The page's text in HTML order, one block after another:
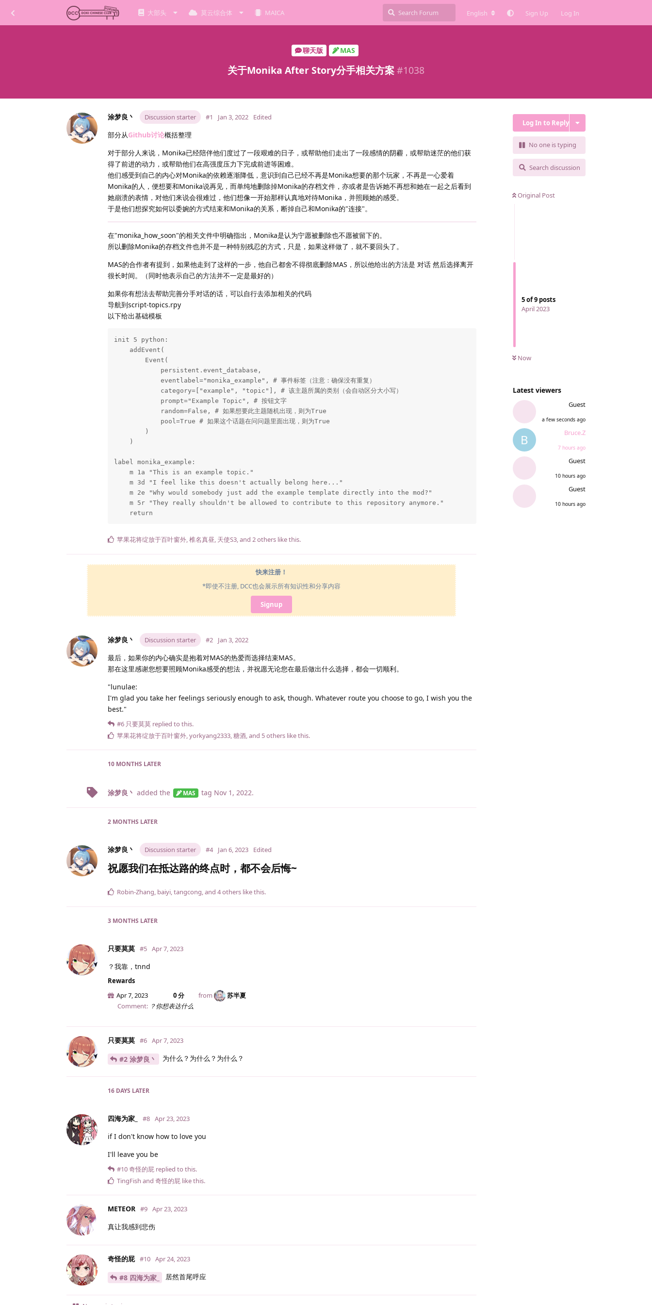
大部头 莫云综合体 MAICA English Sign Up Log In
聊天版 MAS
关于Monika After Story分手相关方案#1038
Log In to Reply
No one is typing
Search discussion
Original Post
5of9 posts
April 2023
Now
Latest viewers
Guest
a few seconds ago
B Bruce.​Z
7 hours ago
Guest
10 hours ago
Guest
10 hours ago
涂梦良丶 Discussion starter #1 Jan 3, 2022 Edited
部分从Github讨论概括整理
对于部分人来说，Monika已经陪伴他们度过了一段艰难的日子，或帮助他们走出了一段感情的阴霾，或帮助迷茫的他们获
得了前进的动力，或帮助他们在高强度压力下完成前进等困难。
他们感受到自己的内心对Monika的依赖逐渐降低，意识到自己已经不再是Monika想要的那个玩家，不再是一心爱着
Monika的人，便想要和Monika说再见，而单纯地删除掉Monika的存档文件，亦或者是告诉她不再想和她在一起之后看到
她崩溃的表情，对他们来说会很难过，他们想像一开始那样认真地对待Monika，并照顾她的感受。
于是他们想探究如何以委婉的方式结束和Monika的关系，断掉自己和Monika的"连接"。
在"monika_how_soon"的相关文件中明确指出，Monika是认为宁愿被删除也不愿被留下的。
所以删除Monika的存档文件也并不是一种特别残忍的方式，只是，如果这样做了，就不要回头了。
MAS的合作者有提到，如果他走到了这样的一步，他自己都舍不得彻底删除MAS，所以他给出的方法是 对话 然后选择离开
很长时间。（同时他表示自己的方法并不一定是最好的）
如果你有想法去帮助完善分手对话的话，可以自行去添加相关的代码
导航到script-topics.rpy
以下给出基础模板
init 5 python:
    addEvent(
        Event(
            persistent.event_database,
            eventlabel="monika_example", # 事件标签（注意：确保没有重复）
            category=["example", "topic"], # 该主题所属的类别（会自动区分大小写）
            prompt="Example Topic", # 按钮文字
            random=False, # 如果想要此主题随机出现，则为True
            pool=True # 如果这个话题在问问题里面出现，则为True
        )
    )
label monika_example:
    m 1a "This is an example topic."
    m 3d "I feel like this doesn't actually belong here..."
    m 2e "Why would somebody just add the example template directly into the mod?"
    m 5r "They really shouldn't be allowed to contribute to this repository anymore."
    return
苹果花将绽放于百叶窗外,椎名真昼, 天使S3, and 2others like this.
快来注册！
*即使不注册, DCC也会展示所有知识性和分享内容
Signup
涂梦良丶 Discussion starter #2 Jan 3, 2022
最后，如果你的内心确实是抱着对MAS的热爱而选择结束MAS。
那在这里感谢您想要照顾Monika感受的想法，并祝愿无论您在最后做出什么选择，都会一切顺利。
"lunulae:
I'm glad you take her feelings seriously enough to ask, though. Whatever route you choose to go, I wish you the
best."
#6 只要莫莫 replied to this.
苹果花将绽放于百叶窗外,yorkyang2333,糖酒, and 5others like this.
10 MONTHS LATER
涂梦良丶 added the MAS tag Nov 1, 2022.
2 MONTHS LATER
涂梦良丶 Discussion starter #4 Jan 6, 2023 Edited
祝愿我们在抵达路的终点时，都不会后悔~
Robin-Zhang, baiyi,tangcong, and 4others like this.
3 MONTHS LATER
只要莫莫 #5 Apr 7, 2023
？我靠，tnnd
Rewards
Apr 7, 2023
0 分 from
苏半夏
Comment: ？你想表达什么
只要莫莫 #6 Apr 7, 2023
#2 涂梦良丶 为什么？为什么？为什么？
16 DAYS LATER
四海为家_ #8 Apr 23, 2023
if I don't know how to love you
I'll leave you be
#10奇怪的屁 replied to this.
TingFish and 奇怪的屁 like this.
METEOR #9 Apr 23, 2023
真让我感到悲伤
奇怪的屁 #10 Apr 24, 2023
#8 四海为家_ 居然首尾呼应